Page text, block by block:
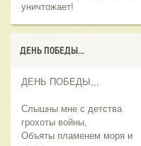
уничтожает!
ДЕНЬ ПОБЕДЫ...
ДЕНЬ ПОБЕДЫ,,,
Слышны мне с детства
грохоты войны,
Объяты пламенем моря и